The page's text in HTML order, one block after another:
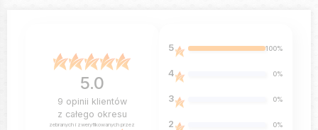
5.0
9 opinii klientów
z całego okresu
zebranych i zweryfikowanych przez
5 100%
4 0%
3 0%
2 0%